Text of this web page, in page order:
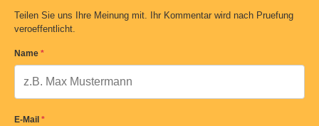
Teilen Sie uns Ihre Meinung mit. Ihr Kommentar wird nach Pruefung
veroeffentlicht.
Name *
E-Mail *